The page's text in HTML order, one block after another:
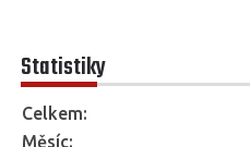
Statistiky
Celkem:
Měsíc: